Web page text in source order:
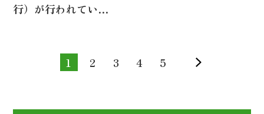
行）が行われてい…
1 2 3 4 5 »